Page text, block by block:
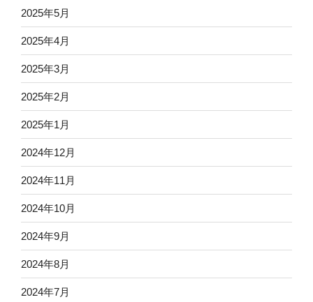
2025年5月
2025年4月
2025年3月
2025年2月
2025年1月
2024年12月
2024年11月
2024年10月
2024年9月
2024年8月
2024年7月